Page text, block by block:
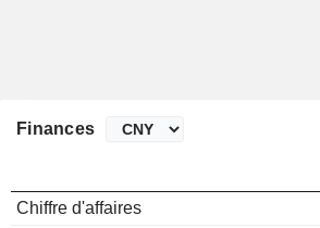
Finances
Chiffre d'affaires